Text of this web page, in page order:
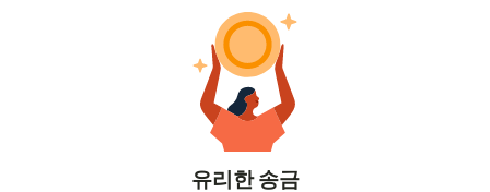
유리한 송금